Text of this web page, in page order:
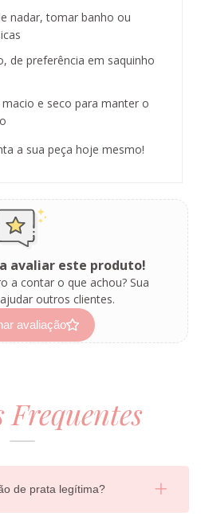
nadar, tomar banho ou
de preferência em saquinho
e seco para manter o
a sua peça hoje mesmo!
avaliar este produto!
a contar o que achou? Sua
outros clientes.
avaliação
de prata legítima?